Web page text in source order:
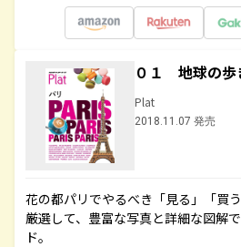
０１ 地球の
Plat
2018.11.07 発売
花の都パリでやるべき「見る」「買
厳選して、豊富な写真と詳細な図解
ド。